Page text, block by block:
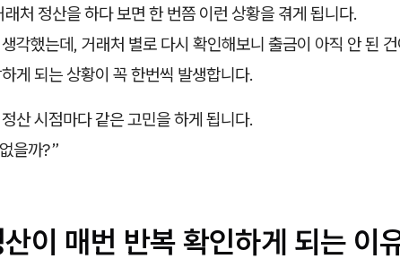
처 정산을 하다 보면 한 번쯤 이런 상황을 겪게 됩니다.
각했는데, 거래처 별로 다시 확인해보니 출금이 아직 안 된
게 되는 상황이 꼭 한번씩 발생합니다.
산 시점마다 같은 고민을 하게 됩니다.
을까?”
이 매번 반복 확인하게 되는 이